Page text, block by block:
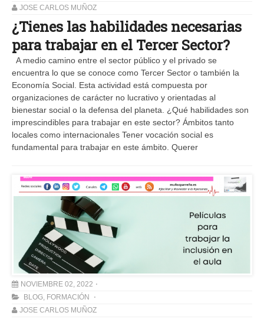
JOSE CARLOS MUÑOZ
¿Tienes las habilidades necesarias
para trabajar en el Tercer Sector?
A medio camino entre el sector público y el privado se
encuentra lo que se conoce como Tercer Sector o también la
Economía Social. Esta actividad está compuesta por
organizaciones de carácter no lucrativo y orientadas al
bienestar social o la defensa del planeta. ¿Qué habilidades son
imprescindibles para trabajar en este sector? Ámbitos tanto
locales como internacionales Tener vocación social es
fundamental para trabajar en este ámbito. Querer
NOVIEMBRE 02, 2022
BLOG, FORMACIÓN
JOSE CARLOS MUÑOZ